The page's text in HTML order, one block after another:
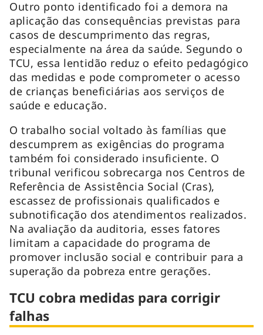
Outro ponto identificado foi a demora na
aplicação das consequências previstas para
casos de descumprimento das regras,
especialmente na área da saúde. Segundo o
TCU, essa lentidão reduz o efeito pedagógico
das medidas e pode comprometer o acesso
de crianças beneficiárias aos serviços de
saúde e educação.
O trabalho social voltado às famílias que
descumprem as exigências do programa
também foi considerado insuficiente. O
tribunal verificou sobrecarga nos Centros de
Referência de Assistência Social (Cras),
escassez de profissionais qualificados e
subnotificação dos atendimentos realizados.
Na avaliação da auditoria, esses fatores
limitam a capacidade do programa de
promover inclusão social e contribuir para a
superação da pobreza entre gerações.
TCU cobra medidas para corrigir
falhas